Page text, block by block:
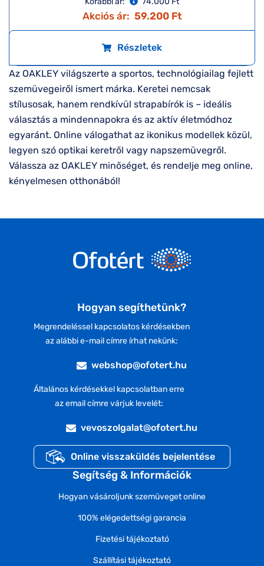
Akciós ár: 59.200 Ft
Részletek
Az OAKLEY világszerte a sportos, technológiailag fejlett
szemüvegeiről ismert márka. Keretei nemcsak
stílusosak, hanem rendkívül strapabírók is – ideális
választás a mindennapokra és az aktív életmódhoz
egyaránt. Online válogathat az ikonikus modellek közül,
legyen szó optikai keretről vagy napszemüvegről.
Válassza az OAKLEY minőséget, és rendelje meg online,
kényelmesen otthonából!
Hogyan segíthetünk?
Megrendeléssel kapcsolatos kérdésekben
az alábbi e-mail címre írhat nekünk:
webshop@ofotert.hu
Általános kérdésekkel kapcsolatban erre
az email címre várjuk levelét:
vevoszolgalat@ofotert.hu
Online visszaküldés bejelentése
Segítség & Információk
Hogyan vásároljunk szemüveget online
100% elégedettségi garancia
Fizetési tájékoztató
Szállítási tájékoztató